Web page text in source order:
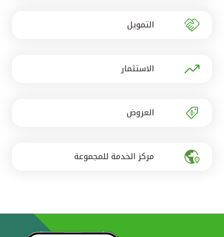
مصر
التمويل
الاستثمار
العروض
مركز الخدمة للمجموعة